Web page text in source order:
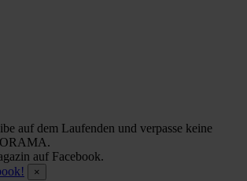
auf dem Laufenden und verpasse keine
auf Facebook.
×